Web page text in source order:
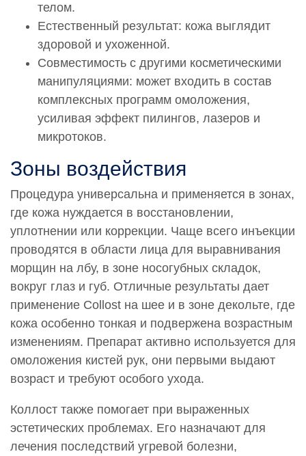
телом.
Естественный результат: кожа выглядит
здоровой и ухоженной.
Совместимость с другими косметическими
манипуляциями: может входить в состав
комплексных программ омоложения,
усиливая эффект пилингов, лазеров и
микротоков.
Зоны воздействия
Процедура универсальна и применяется в зонах,
где кожа нуждается в восстановлении,
уплотнении или коррекции. Чаще всего инъекции
проводятся в области лица для выравнивания
морщин на лбу, в зоне носогубных складок,
вокруг глаз и губ. Отличные результаты дает
применение Collost на шее и в зоне декольте, где
кожа особенно тонкая и подвержена возрастным
изменениям. Препарат активно используется для
омоложения кистей рук, они первыми выдают
возраст и требуют особого ухода.
Коллост также помогает при выраженных
эстетических проблемах. Его назначают для
лечения последствий угревой болезни,